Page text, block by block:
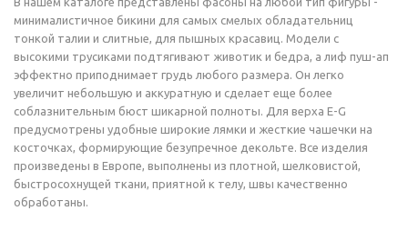
минималистичное бикини для самых смелых обладательниц
тонкой талии и слитные, для пышных красавиц. Модели с
высокими трусиками подтягивают животик и бедра, а лиф пуш-ап
эффектно приподнимает грудь любого размера. Он легко
увеличит небольшую и аккуратную и сделает еще более
соблазнительным бюст шикарной полноты. Для верха E-G
предусмотрены удобные широкие лямки и жесткие чашечки на
косточках, формирующие безупречное декольте. Все изделия
произведены в Европе, выполнены из плотной, шелковистой,
быстросохнущей ткани, приятной к телу, швы качественно
обработаны.